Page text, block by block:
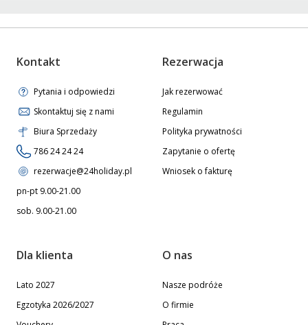
Kontakt
Pytania i odpowiedzi
Skontaktuj się z nami
Biura Sprzedaży
786 24 24 24
rezerwacje@24holiday.pl
pn-pt 9.00-21.00
sob. 9.00-21.00
Rezerwacja
Jak rezerwować
Regulamin
Polityka prywatności
Zapytanie o ofertę
Wniosek o fakturę
Dla klienta
Lato 2027
Egzotyka 2026/2027
O nas
Nasze podróże
O firmie